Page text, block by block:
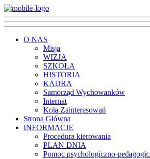
O NAS
Misja
WIZJA
SZKOŁA
HISTORIA
KADRA
Samorząd Wychowanków
Internat
Koła Zainteresowań
Strona Główna
INFORMACJE
Procedura kierowania
PLAN DNIA
Pomoc psychologiczno-